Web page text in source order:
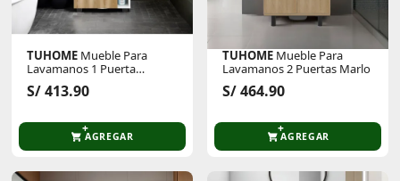
TUHOME Mueble Para
Lavamanos 1 Puerta
S/ 413.90
AGREGAR
TUHOME Mueble Para
Lavamanos 2 Puertas Marlo
S/ 464.90
AGREGAR